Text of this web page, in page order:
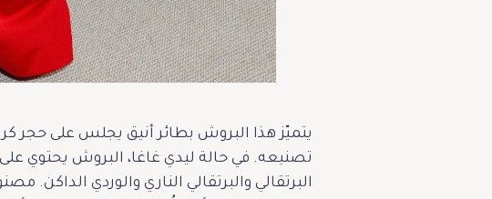
يتميّز هذا البروش بطائر أنيق يجلس على حجر
تصنيعه. في حالة ليدي غاغا، البروش يحتوي